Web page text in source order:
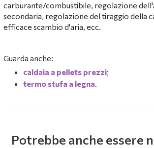
Potrebbe anche essere
carburante/combustibile, regolazione
secondaria, regolazione del tiraggio della
efficace scambio d'aria, ecc.
Guarda anche:
caldaia a pellets prezzi;
termo stufa a legna.